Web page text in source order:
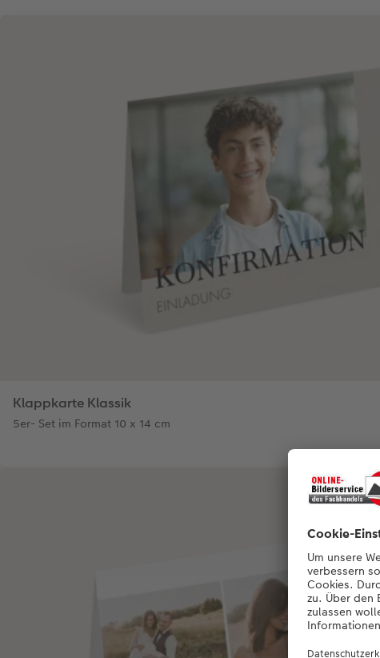
Klappkarte Klassik
5er- Set im Format 10 x 14 cm